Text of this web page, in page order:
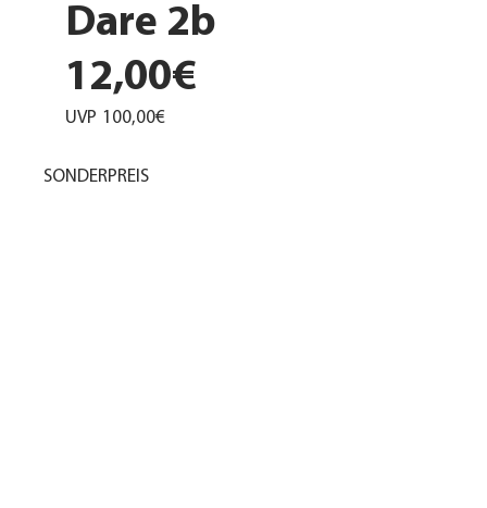
Dare 2b
12,00€
UVP 100,00€
SONDERPREIS